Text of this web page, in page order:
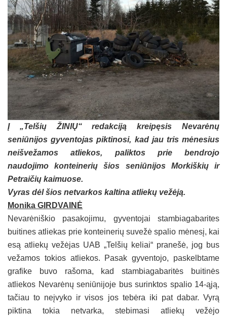
Į „Telšių ŽINIŲ“ redakciją kreipęsis Nevarėnų
seniūnijos gyventojas piktinosi, kad jau tris mėnesius
neišvežamos atliekos, paliktos prie bendrojo
naudojimo konteinerių šios seniūnijos Morkiškių ir
Petraičių kaimuose.
Vyras dėl šios netvarkos kaltina atliekų vežėją.
Monika GIRDVAINĖ
Nevarėniškio pasakojimu, gyventojai stambiagabarites
buitines atliekas prie konteinerių suvežė spalio mėnesį, kai
esą atliekų vežėjas UAB „Telšių keliai“ pranešė, jog bus
vežamos tokios atliekos. Pasak gyventojo, paskelbtame
grafike buvo rašoma, kad stambiagabaritės buitinės
atliekos Nevarėnų seniūnijoje bus surinktos spalio 14-ąją,
tačiau to neįvyko ir visos jos tebėra iki pat dabar. Vyrą
piktina tokia netvarka, stebimasi atliekų vežėjo